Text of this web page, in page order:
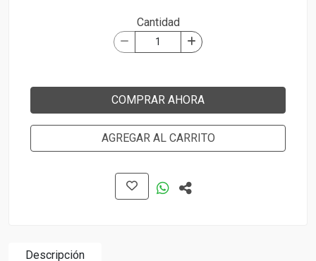
Cantidad
COMPRAR AHORA
AGREGAR AL CARRITO
Descripción